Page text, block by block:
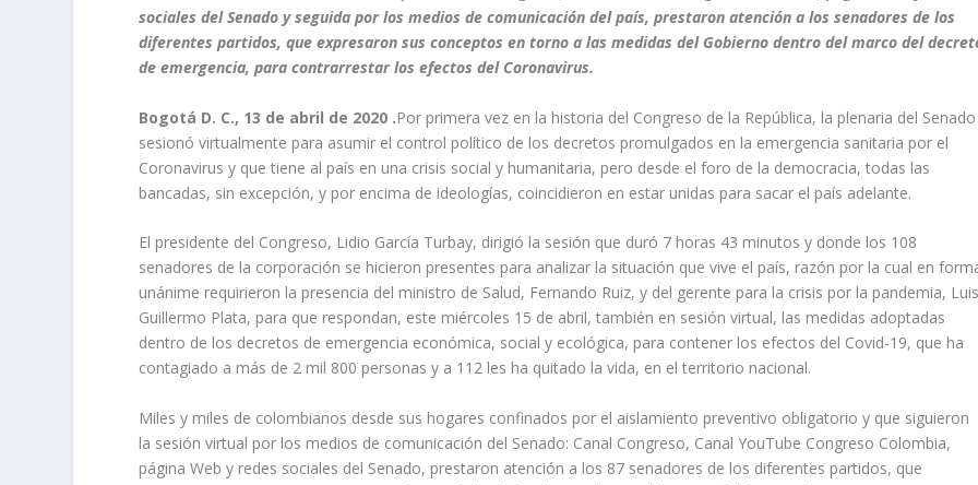
sociales del Senado y seguida por los medios de comunicación del país, prestaron atención a los senadores de los
diferentes partidos, que expresaron sus conceptos en torno a las medidas del Gobierno dentro del marco del
de emergencia, para contrarrestar los efectos del Coronavirus.
Bogotá D. C., 13 de abril de 2020 .Por primera vez en la historia del Congreso de la República, la plenaria del Senado
sesionó virtualmente para asumir el control político de los decretos promulgados en la emergencia sanitaria por el
Coronavirus y que tiene al país en una crisis social y humanitaria, pero desde el foro de la democracia, todas las
bancadas, sin excepción, y por encima de ideologías, coincidieron en estar unidas para sacar el país adelante.
El presidente del Congreso, Lidio García Turbay, dirigió la sesión que duró 7 horas 43 minutos y donde los 108
senadores de la corporación se hicieron presentes para analizar la situación que vive el país, razón por la cual en
unánime requirieron la presencia del ministro de Salud, Fernando Ruiz, y del gerente para la crisis por la pandemia,
Guillermo Plata, para que respondan, este miércoles 15 de abril, también en sesión virtual, las medidas adoptadas
dentro de los decretos de emergencia económica, social y ecológica, para contener los efectos del Covid-19, que ha
contagiado a más de 2 mil 800 personas y a 112 les ha quitado la vida, en el territorio nacional.
Miles y miles de colombianos desde sus hogares confinados por el aislamiento preventivo obligatorio y que siguieron
la sesión virtual por los medios de comunicación del Senado: Canal Congreso, Canal YouTube Congreso Colombia,
página Web y redes sociales del Senado, prestaron atención a los 87 senadores de los diferentes partidos, que